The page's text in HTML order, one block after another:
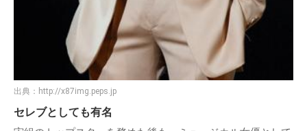
出典： http://x87img.peps.jp
セレブとしても有名